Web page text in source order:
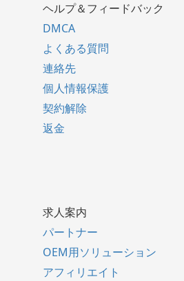
ヘルプ＆フィードバック
DMCA
よくある質問
連絡先
個人情報保護
契約解除
返金
求人案内
パートナー
OEM用ソリューション
アフィリエイト